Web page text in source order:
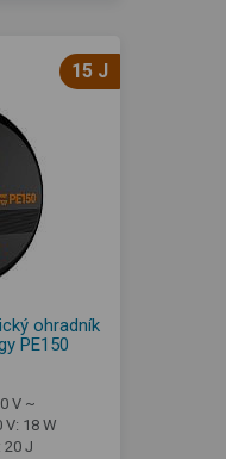
15 J
ohradník
PE150
V ~
18 W
20 J